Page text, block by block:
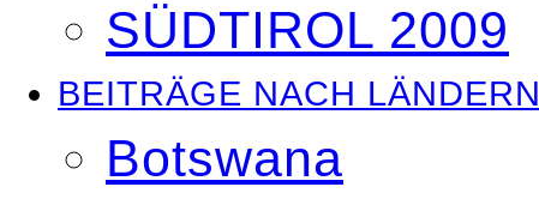
SÜDTIROL 2009
BEITRÄGE NACH LÄNDERN
Botswana